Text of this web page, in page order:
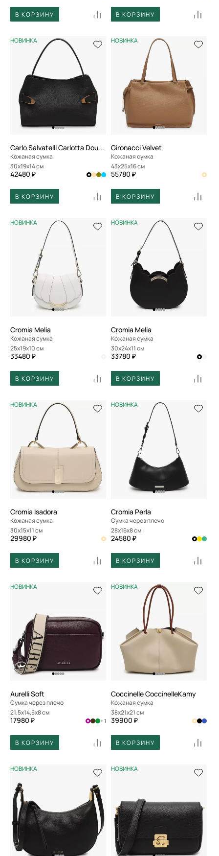
В КОРЗИНУ В КОРЗИНУ
НОВИНКА
Carlo Salvatelli Carlotta Double
Кожаная сумка
30x19x14 см
42480 ₽
В КОРЗИНУ
НОВИНКА
Gironacci Velvet
Кожаная сумка
43x25x16 см
55780 ₽
В КОРЗИНУ
НОВИНКА
Cromia Melia
Кожаная сумка
25x19x10 см
33480 ₽
В КОРЗИНУ
НОВИНКА
Cromia Melia
Кожаная сумка
30x24x11 см
33780 ₽
В КОРЗИНУ
НОВИНКА
Cromia Isadora
Кожаная сумка
30x15x11 см
29980 ₽
В КОРЗИНУ
НОВИНКА
Cromia Perla
Сумка через плечо
28x16x8 см
24580 ₽
В КОРЗИНУ
НОВИНКА
Aurelli Soft
Сумка через плечо
21,5x14,5x8 см
17980 ₽ + 1
В КОРЗИНУ
НОВИНКА
Coccinelle CoccinelleKamy
Кожаная сумка
38x21x21 см
39900 ₽
В КОРЗИНУ
НОВИНКА НОВИНКА